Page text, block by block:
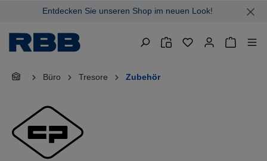
springenEntdecken Sie unseren Shop im neuen Look!
Büro Tresore Zubehör